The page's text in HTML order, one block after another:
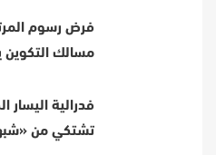
فرض رسوم
مسالك التكوين
فدرالية اليسار
تشتكي من